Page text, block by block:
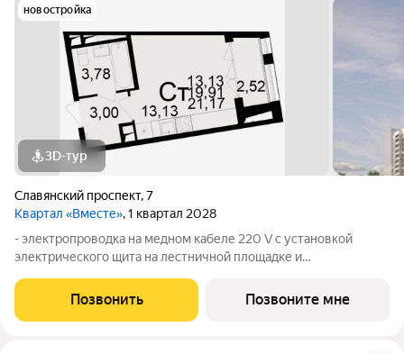
новостройка
3D-тур
Славянский проспект,7
Квартал «Вместе», 1 квартал 2028
- электропроводка на медном кабеле 220 V с установкой
электрического щита на лестничной площадке и
стен, кроме стен лоджий, откосов дверных и оконных
проемов, ниш прохождения стояков
Позвонить Позвоните мне